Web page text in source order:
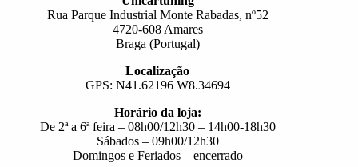
Rua Parque Industrial Monte Rabadas, nº52
4720-608 Amares
Braga (Portugal)
Localização
GPS: N41.62196 W8.34694
Horário da loja:
De 2ª a 6ª feira – 08h00/12h30 – 14h00-18h30
Sábados – 09h00/12h30
Domingos e Feriados – encerrado